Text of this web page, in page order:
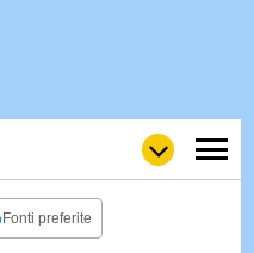
Fonti preferite